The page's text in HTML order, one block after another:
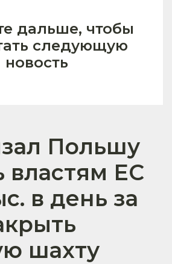
дальше, чтобы
следующую
новость
Польшу
властям ЕС
в день за
шахту